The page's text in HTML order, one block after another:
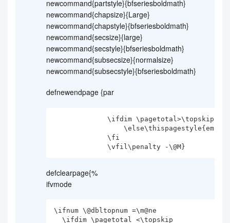
newcommand{partstyle}{bfseriesboldmath}
newcommand{chapsize}{Large}
newcommand{chapstyle}{bfseriesboldmath}
newcommand{secsize}{large}
newcommand{secstyle}{bfseriesboldmath}
newcommand{subsecsize}{normalsize}
newcommand{subsecstyle}{bfseriesboldmath}
defnewendpage {par
             \ifdim \pagetotal>\topskip
                 \else\thispagestyle{empty}
             \fi
             \vfil\penalty -\@M}
defclearpage{%
ifvmode
\ifnum \@dbltopnum =\m@ne
  \ifdim \pagetotal <\topskip